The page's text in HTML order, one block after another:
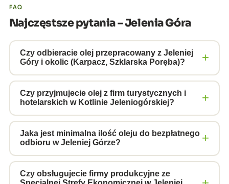
FAQ
Najczęstsze pytania – Jelenia Góra
Czy odbieracie olej przepracowany z Jeleniej
Góry i okolic (Karpacz, Szklarska Poręba)?
+
Tak, obsługujemy Jelenią Górę i całą Kotlinę
Jeleniogórską, w tym Karpacz, Szklarską Porębę,
Kowary i Piechowice. Transport własnym taborem
ADR bez dodatkowych opłat przy odpowiedniej
ilości.
Czy przyjmujecie olej z firm turystycznych i
hotelarskich w Kotlinie Jeleniogórskiej?
+
Tak, odbieramy oleje i odpady olejowe z obiektów
noclegowych, hoteli z zapleczem technicznym oraz
firm obsługujących wyciągi narciarskie i
infrastrukturę turystyczną. Wystawiamy pełną
dokumentację BDO.
Jaka jest minimalna ilość oleju do bezpłatnego
odbioru w Jeleniej Górze?
+
Minimalna ilość do bezpłatnego odbioru to
zazwyczaj 500 litrów, jednak warunki ustalamy
Czy obsługujecie firmy produkcyjne ze